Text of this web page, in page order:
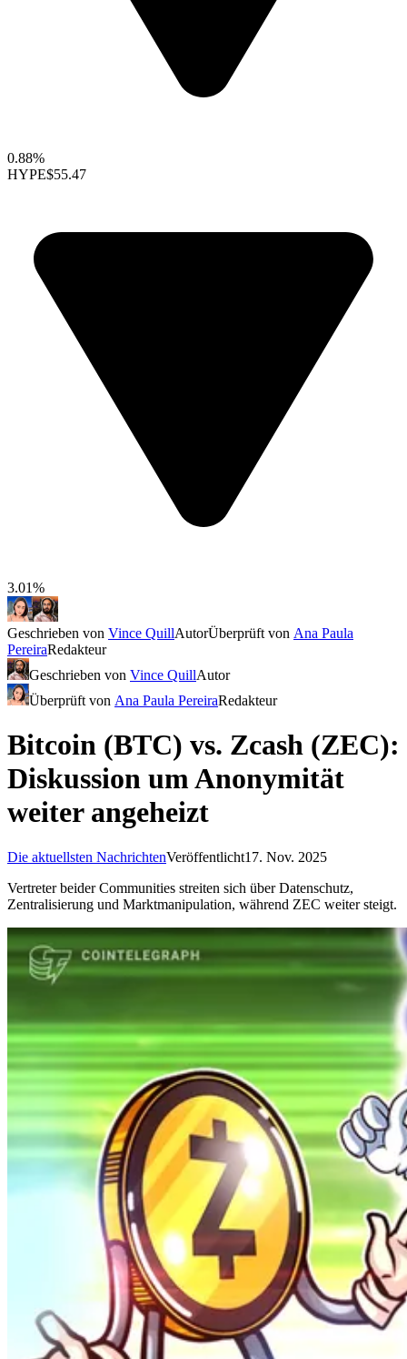
0.88%
HYPE$55.47
3.01%
Geschrieben von Vince QuillAutorÜberprüft von Ana Paula
PereiraRedakteur
Geschrieben von Vince QuillAutor
Überprüft von Ana Paula PereiraRedakteur
Bitcoin (BTC) vs. Zcash (ZEC):
Diskussion um Anonymität
weiter angeheizt
Die aktuellsten NachrichtenVeröffentlicht17. Nov. 2025
Vertreter beider Communities streiten sich über Datenschutz,
Zentralisierung und Marktmanipulation, während ZEC weiter steigt.